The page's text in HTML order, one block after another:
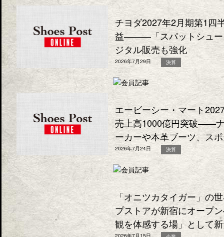
チヨダ2027年2月期第1四
益―――「スパットシュー
ジタル販売も強化
2026年7月29日 決算
エービーシー・マート
売上高1000億円突破――
ーカーや本革ブーツ、ス
2026年7月24日 決算
「オニツカタイガー」の
プストアが新宿にオープ
観を体感する場」として
2026年7月15日